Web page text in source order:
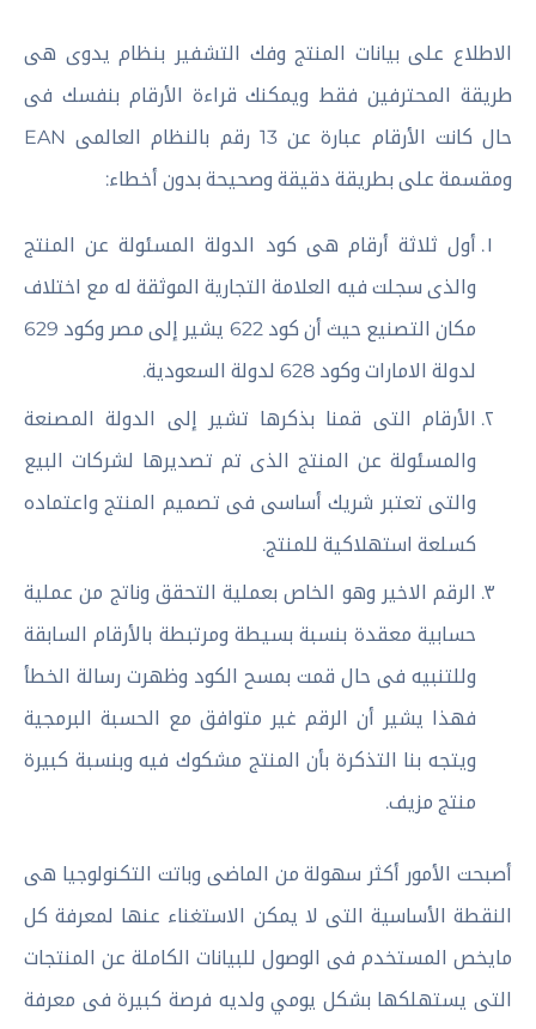
الاطلاع على بيانات المنتج وفك التشفير بنظام يدوى هى
طريقة المحترفين فقط ويمكنك قراءة الأرقام بنفسك فى
حال كانت الأرقام عبارة عن 13 رقم بالنظام العالمى EAN
ومقسمة على بطريقة دقيقة وصحيحة بدون أخطاء:
أول ثلاثة أرقام هى كود الدولة المسئولة عن المنتج
والذى سجلت فيه العلامة التجارية الموثقة له مع اختلاف
مكان التصنيع حيث أن كود 622 يشير إلى مصر وكود 629
لدولة الامارات وكود 628 لدولة السعودية.
الأرقام التى قمنا بذكرها تشير إلى الدولة المصنعة
والمسئولة عن المنتج الذى تم تصديرها لشركات البيع
والتى تعتبر شريك أساسى فى تصميم المنتج واعتماده
كسلعة استهلاكية للمنتج.
الرقم الاخير وهو الخاص بعملية التحقق وناتج من عملية
حسابية معقدة بنسبة بسيطة ومرتبطة بالأرقام السابقة
وللتنبيه فى حال قمت بمسح الكود وظهرت رسالة الخطأ
فهذا يشير أن الرقم غير متوافق مع الحسبة البرمجية
ويتجه بنا التذكرة بأن المنتج مشكوك فيه وبنسبة كبيرة
منتج مزيف.
أصبحت الأمور أكثر سهولة من الماضى وباتت التكنولوجيا هى
النقطة الأساسية التى لا يمكن الاستغناء عنها لمعرفة كل
مايخص المستخدم فى الوصول للبيانات الكاملة عن المنتجات
التى يستهلكها بشكل يومي ولديه فرصة كبيرة فى معرفة